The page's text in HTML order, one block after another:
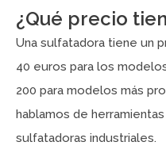
¿Qué precio
Una sulfatadora tiene un
40 euros para los
200 para modelos más
hablamos de
sulfatadoras industriales.